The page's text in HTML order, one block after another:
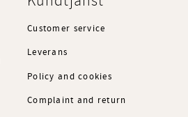
Customer service
Leverans
Policy and cookies
Complaint and return